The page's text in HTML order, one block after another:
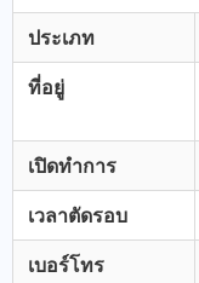
ประเภท
ที่อยู่
เปิดทำการ
เวลาตัดรอบ
เบอร์โทร